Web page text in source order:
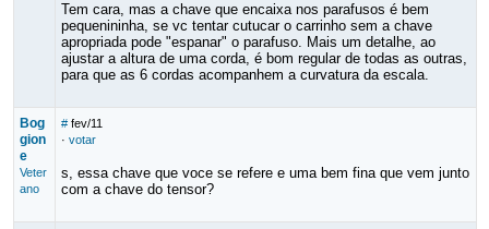
Tem cara, mas a chave que encaixa nos parafusos é bem
pequenininha, se vc tentar cutucar o carrinho sem a chave
apropriada pode "espanar" o parafuso. Mais um detalhe, ao
ajustar a altura de uma corda, é bom regular de todas as outras,
para que as 6 cordas acompanhem a curvatura da escala.
Bog
gion
e
Veter
ano
# fev/11
· votar
s, essa chave que voce se refere e uma bem fina que vem junto
com a chave do tensor?